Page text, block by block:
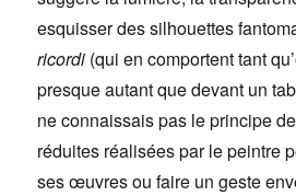
esquisser des silhouettes
ricordi (qui en comportent tant
presque autant que devant un
ne connaissais pas le principe
réduites réalisées par le peintre
ses œuvres ou faire un geste